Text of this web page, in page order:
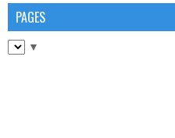
PAGES
▼